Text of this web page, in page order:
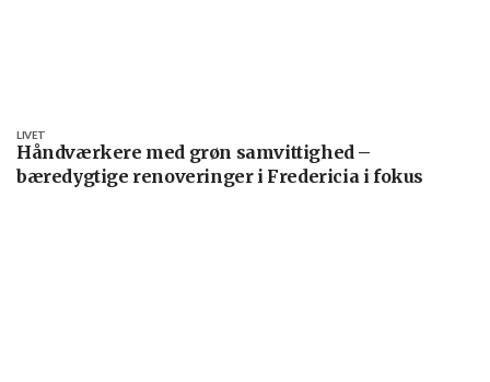
Håndværkere med grøn samvittighed –
bæredygtige renoveringer i Fredericia i fokus
LIVET